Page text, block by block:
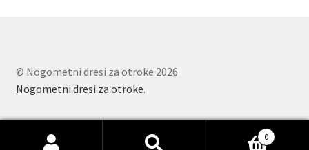
© Nogometni dresi za otroke 2026
Nogometni dresi za otroke.
0